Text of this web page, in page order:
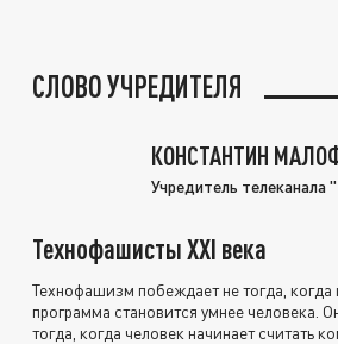
СЛОВО УЧРЕДИТЕЛЯ
КОНСТАНТИН
Учредитель телеканала
Технофашисты XXI века
Технофашизм побеждает не тогда, когда
программа становится умнее человека.
тогда, когда человек начинает считать